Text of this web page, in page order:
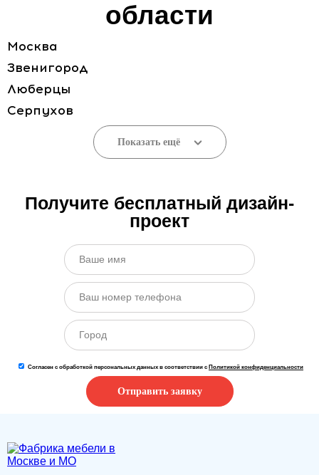
области
Москва
Звенигород
Люберцы
Серпухов
Показать ещё
Получите бесплатный дизайн-
проект
Согласен с обработкой персональных данных в соответствии с Политикой конфиденциальности
Отправить заявку